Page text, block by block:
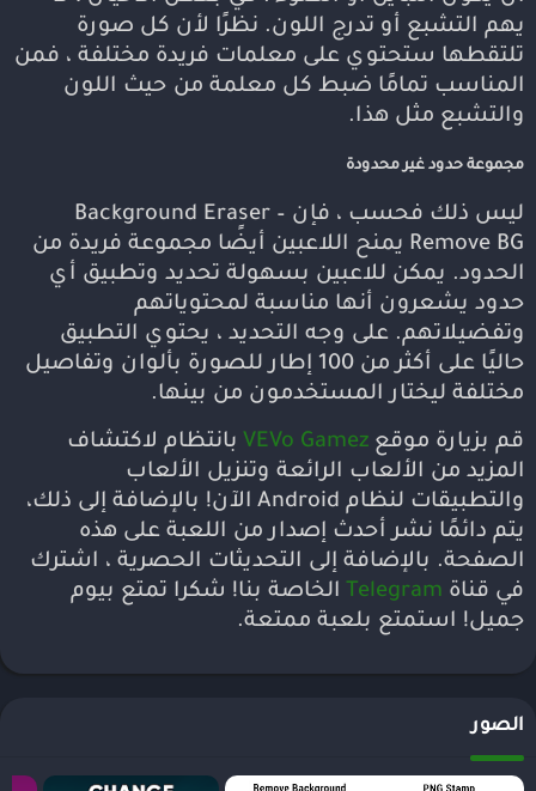
يهم التشبع أو تدرج اللون. نظرًا لأن كل صورة
تلتقطها ستحتوي على معلمات فريدة مختلفة ، فمن
المناسب تمامًا ضبط كل معلمة من حيث اللون
والتشبع مثل هذا.
مجموعة حدود غير محدودة
ليس ذلك فحسب ، فإن Background Eraser –
Remove BG يمنح اللاعبين أيضًا مجموعة فريدة من
الحدود. يمكن للاعبين بسهولة تحديد وتطبيق أي
حدود يشعرون أنها مناسبة لمحتوياتهم
وتفضيلاتهم. على وجه التحديد ، يحتوي التطبيق
حاليًا على أكثر من 100 إطار للصورة بألوان وتفاصيل
مختلفة ليختار المستخدمون من بينها.
قم بزيارة موقع VEVo Gamez بانتظام لاكتشاف
المزيد من الألعاب الرائعة وتنزيل الألعاب
والتطبيقات لنظام Android الآن! بالإضافة إلى ذلك،
يتم دائمًا نشر أحدث إصدار من اللعبة على هذه
الصفحة. بالإضافة إلى التحديثات الحصرية ، اشترك
في قناة Telegram الخاصة بنا! شكرا تمتع بيوم
جميل! استمتع بلعبة ممتعة.
الصور